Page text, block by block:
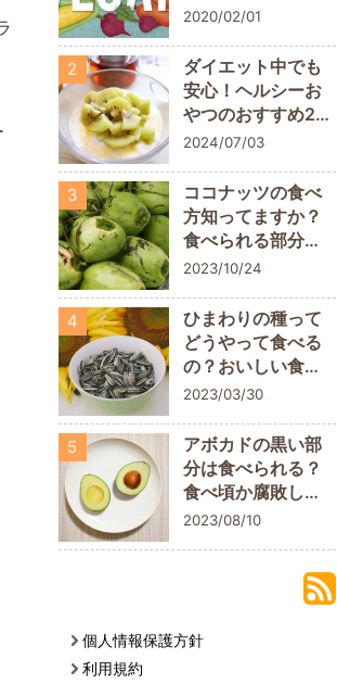
の違い！
2020/02/01
ダイエット中でも
安心！ヘルシーお
やつのおすすめ20
商品
2024/07/03
2
ココナッツの食べ
方知ってますか？
食べられる部分に
ついておさらいし
2023/10/24
3
ひまわりの種って
どうやって食べる
の？おいしい食べ
方や栄養素を解説
2023/03/30
4
アボカドの黒い部
分は食べられる？
食べ頃か腐敗して
いるかの判断ポイ
2023/08/10
5
個人情報保護方針
利用規約